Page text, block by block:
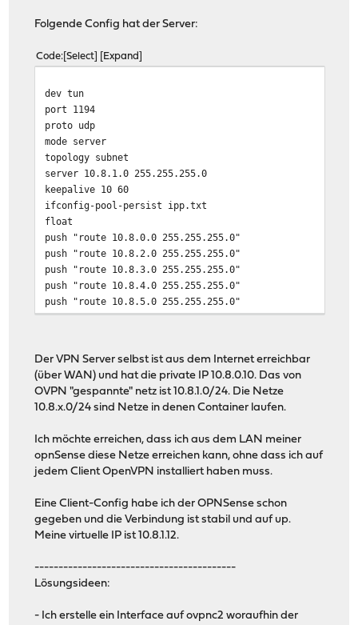
Folgende Config hat der Server:
Code Select Expand
dev tun
port 1194
proto udp
mode server
topology subnet
server 10.8.1.0 255.255.255.0
keepalive 10 60
ifconfig-pool-persist ipp.txt
float
push "route 10.8.0.0 255.255.255.0"
push "route 10.8.2.0 255.255.255.0"
push "route 10.8.3.0 255.255.255.0"
push "route 10.8.4.0 255.255.255.0"
push "route 10.8.5.0 255.255.255.0"
push "route 10.8.9.0 255.255.255.0"
push "route 10.8.10.0 255.255.255.0"
push "route 10.8.11.0 255.255.255.0"
push "route 10.8.12.0 255.255.255.0"
client-to-client
ca /etc/openvpn/easy-rsa2/keys/ca.crt
cert /etc/openvpn/easy-rsa2/keys/server.crt
dh /etc/openvpn/easy-rsa2/keys/dh2048.pem
comp-lzo yes
Der VPN Server selbst ist aus dem Internet erreichbar
(über WAN) und hat die private IP 10.8.0.10. Das von
OVPN "gespannte" netz ist 10.8.1.0/24. Die Netze
10.8.x.0/24 sind Netze in denen Container laufen.
Ich möchte erreichen, dass ich aus dem LAN meiner
opnSense diese Netze erreichen kann, ohne dass ich auf
jedem Client OpenVPN installiert haben muss.
Eine Client-Config habe ich der OPNSense schon
gegeben und die Verbindung ist stabil und auf up.
Meine virtuelle IP ist 10.8.1.12.
------------------------------------------
Lösungsideen:
- Ich erstelle ein Interface auf ovpnc2 woraufhin der